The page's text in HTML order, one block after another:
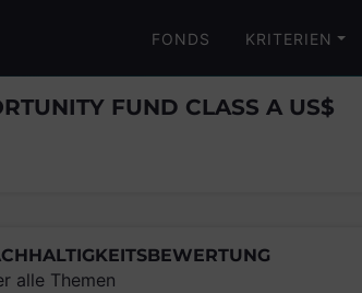
FONDS KRITERIEN
FUND CLASS A US$
alle Themen